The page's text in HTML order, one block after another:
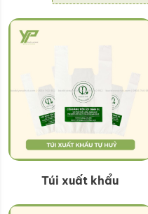
Túi xuất khẩu